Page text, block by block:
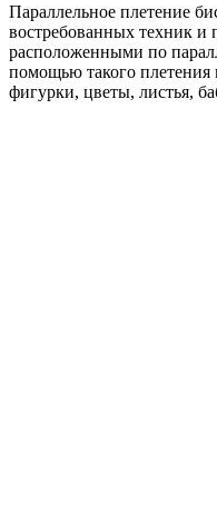
Параллельное плетение
востребованных техник и
расположенными по
помощью такого плетения
фигурки, цветы, листья,